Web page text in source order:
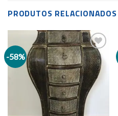
PRODUTOS RELACIONADOS
-58%
Add to
wishlist